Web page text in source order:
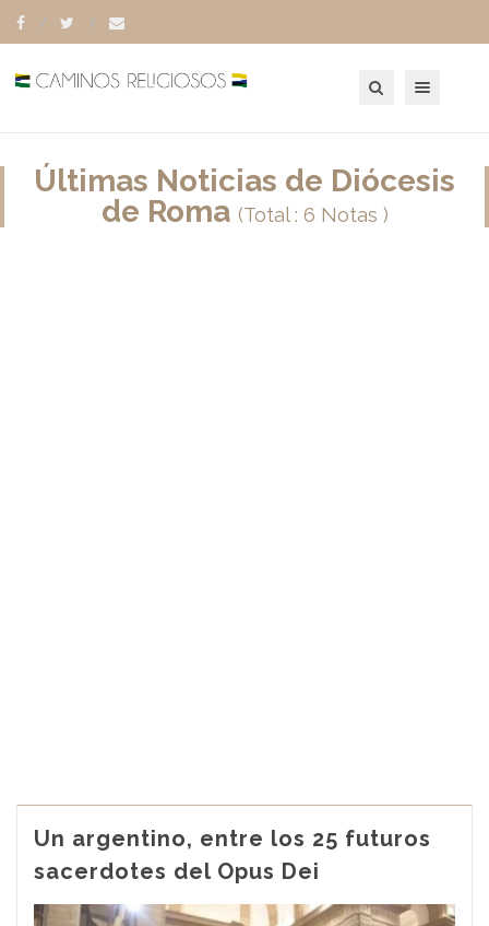
Últimas Noticias de Diócesis
de Roma (Total : 6 Notas )
Un argentino, entre los 25 futuros
sacerdotes del Opus Dei